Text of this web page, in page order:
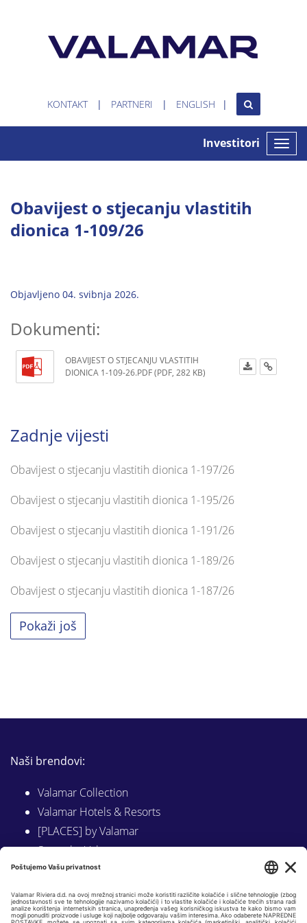
KONTAKT PARTNERI ENGLISH
Toggle
Investitori
Obavijest o stjecanju vlastitih
dionica 1-109/26
Objavljeno 04. svibnja 2026.
Dokumenti:
OBAVIJEST O STJECANJU VLASTITIH
DIONICA 1-109-26.PDF (PDF, 282 KB)
Zadnje vijesti
Obavijest o stjecanju vlastitih dionica 1-197/26
Obavijest o stjecanju vlastitih dionica 1-195/26
Obavijest o stjecanju vlastitih dionica 1-191/26
Obavijest o stjecanju vlastitih dionica 1-189/26
Obavijest o stjecanju vlastitih dionica 1-187/26
Pokaži još
Naši brendovi:
Valamar Collection
Valamar Hotels & Resorts
[PLACES] by Valamar
Sunny by Valamar
Valamar Camping
Istraži na Valamar.com